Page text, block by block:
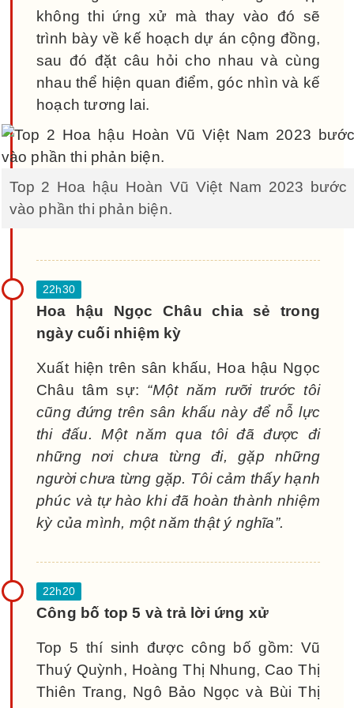
không thi ứng xử mà thay vào đó sẽ
trình bày về kế hoạch dự án cộng đồng,
sau đó đặt câu hỏi cho nhau và cùng
nhau thể hiện quan điểm, góc nhìn và kế
hoạch tương lai.
Top 2 Hoa hậu Hoàn Vũ Việt Nam 2023 bước
vào phần thi phản biện.
Hoa hậu Ngọc Châu chia sẻ trong
ngày cuối nhiệm kỳ
Xuất hiện trên sân khấu, Hoa hậu Ngọc
Châu tâm sự: “Một năm rưỡi trước tôi
cũng đứng trên sân khấu này để nỗ lực
thi đấu. Một năm qua tôi đã được đi
những nơi chưa từng đi, gặp những
người chưa từng gặp. Tôi cảm thấy hạnh
phúc và tự hào khi đã hoàn thành nhiệm
kỳ của mình, một năm thật ý nghĩa”.
Công bố top 5 và trả lời ứng xử
Top 5 thí sinh được công bố gồm: Vũ
Thuý Quỳnh, Hoàng Thị Nhung, Cao Thị
Thiên Trang, Ngô Bảo Ngọc và Bùi Thị